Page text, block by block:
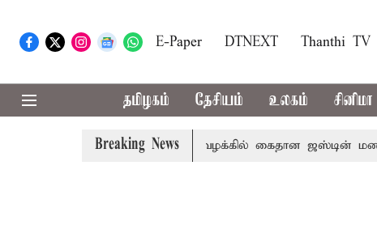
E-Paper DTNEXT Thanthi TV
தமிழகம் தேசியம் உலகம் சினிமா
Breaking News
நில மோசடி வழக்கில் கைதான ஜஸ்டின் மணிகண்டன்